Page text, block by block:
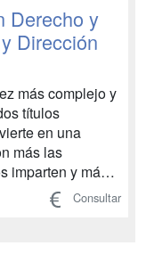
y se
De ahí el
Derecho y
Dirección
más complejo y
títulos
en una
más las
imparten y más
del esfuerzo
El sector de la
Consultar